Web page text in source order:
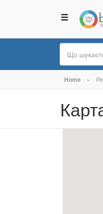
Ви
є
тут
Home »